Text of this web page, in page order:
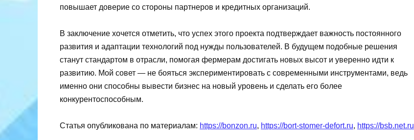
повышает доверие со стороны партнеров и кредитных организаций.
В заключение хочется отметить, что успех этого проекта подтверждает важность постоянного
развития и адаптации технологий под нужды пользователей. В будущем подобные решения
станут стандартом в отрасли, помогая фермерам достигать новых высот и уверенно идти к
развитию. Мой совет — не бояться экспериментировать с современными инструментами, ведь
именно они способны вывести бизнес на новый уровень и сделать его более
конкурентоспособным.
Статья опубликована по материалам: https://bonzon.ru, https://bort-stomer-defort.ru, https://bsb.net.ru